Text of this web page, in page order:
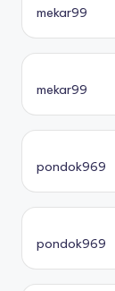
mekar99
mekar99
pondok969
pondok969